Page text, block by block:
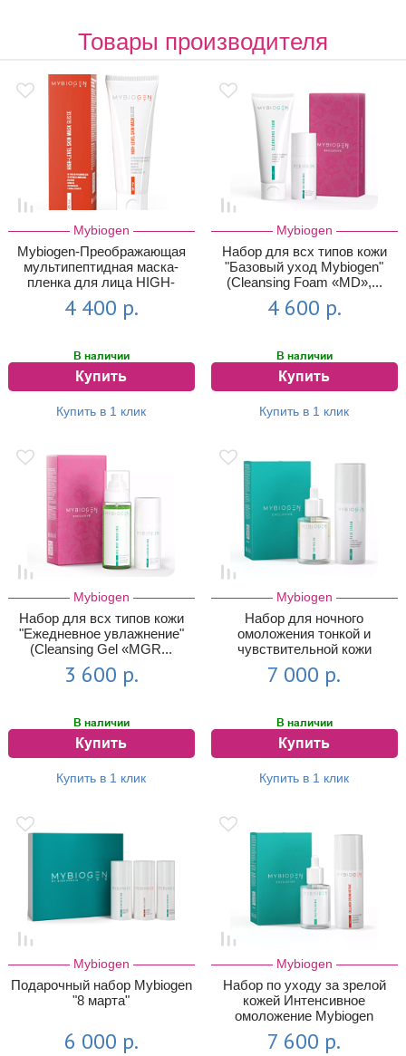
Товары производителя
Mybiogen
Mybiogen-Преображающая
мультипептидная маска-
пленка для лица HIGH-
LEVEL SKIN MAS...
4 400 р.
В наличии
Купить
Купить в 1 клик
Mybiogen
Набор для всх типов кожи
"Базовый уход Mybiogen"
(Cleansing Foam «MD»,...
4 600 р.
В наличии
Купить
Купить в 1 клик
Mybiogen
Набор для всх типов кожи
"Ежедневное увлажнение"
(Cleansing Gel «MGR...
3 600 р.
В наличии
Купить
Купить в 1 клик
Mybiogen
Набор для ночного
омоложения тонкой и
чувствительной кожи
Mybiogen (Face Peel Oi...
7 000 р.
В наличии
Купить
Купить в 1 клик
Mybiogen
Подарочный набор Mybiogen
"8 марта"
6 000 р.
Mybiogen
Набор по уходу за зрелой
кожей Интенсивное
омоложение Mybiogen
(FacePeelNeedle, ...
7 600 р.